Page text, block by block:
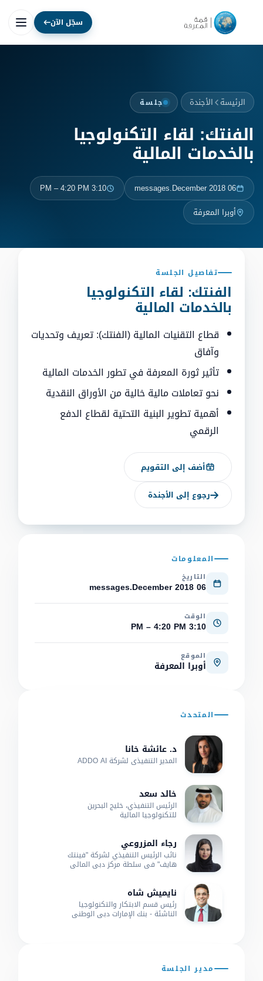
سجّل الآن
الرئيسة الأجندة جلسة
الفنتك: لقاء التكنولوجيا
بالخدمات المالية
06 messages.December 2018
3:10 PM – 4:20 PM
أوبرا المعرفة
تفاصيل الجلسة
الفنتك: لقاء التكنولوجيا
بالخدمات المالية
قطاع التقنيات المالية (الفنتك): تعريف وتحديات
وآفاق
تأثير ثورة المعرفة في تطور الخدمات المالية
نحو تعاملات مالية خالية من الأوراق النقدية
أهمية تطوير البنية التحتية لقطاع الدفع
الرقمي
أضف إلى التقويم
رجوع إلى الأجندة
المعلومات
التاريخ
06 messages.December 2018
الوقت
3:10 PM – 4:20 PM
الموقع
أوبرا المعرفة
المتحدث
د. عائشة خانا
المدير التنفيذي لشركة ADDO AI
خالد سعد
الرئيس التنفيذي، خليج البحرين
للتكنولوجيا المالية
رجاء المزروعي
نائب الرئيس التنفيذي لشركة "فينتك
هايف" في سلطة مركز دبي المالي
نايميش شاه
رئيس قسم الابتكار والتكنولوجيا
الناشئة - بنك الإمارات دبي الوطني
مدير الجلسة